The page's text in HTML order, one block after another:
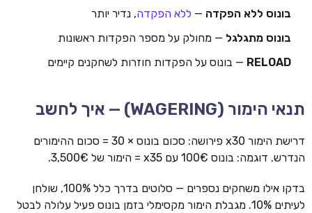
בונוס ללא הפקדה — ללא הפקדה, נדיר יותר
בונוס מתגלגל — מחולק על מספר הפקדות ראשונות
RELOAD — בונוס על הפקדות חוזרות לשחקנים קיימים
תנאי הימור (WAGERING) — איך לחשב
דרישת הימור x30 פירושה: סכום בונוס × 30 = סכום ההימורים
הנדרש. דוגמה: בונוס 100€ עם x35 = הימור של 3,500€.
בדקו אילו משחקים נספרים — סלוטים בדרך כלל 100%, שולחן
לעיתים 10%. מגבלת הימור מקסימלי בזמן בונוס פעיל עלולה לבטל